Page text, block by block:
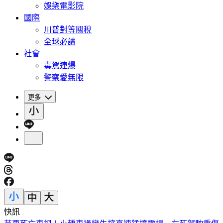
娛樂電影院
國際
川普對等關稅
全球必讀
社會
毒駕連爆
警察愛無限
更多
快訊